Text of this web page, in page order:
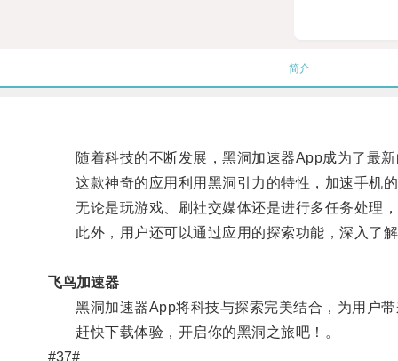
简介
随着科技的不断发展，黑洞加速器App成为了最新
这款神奇的应用利用黑洞引力的特性，加速手机的
无论是玩游戏、刷社交媒体还是进行多任务处理，
此外，用户还可以通过应用的探索功能，深入了解
飞鸟加速器
黑洞加速器App将科技与探索完美结合，为用户带
赶快下载体验，开启你的黑洞之旅吧！。
#37#